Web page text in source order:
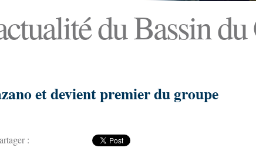
du Bassin
et devient premier du groupe
: